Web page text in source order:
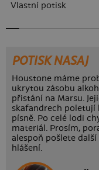
Vlastní potisk
POTISK NASAJ
Houstone máme
ukrytou zásobu
přistání na Marsu.
skafandrech poletují
písně. Po celé lodi
materiál. Prosím,
alespoň pošlete
hlášení.